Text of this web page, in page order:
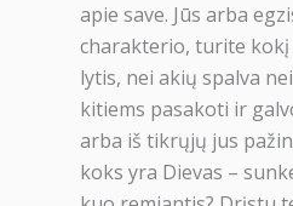
apie save. Jūs arba
charakterio, turite kokį
lytis, nei akių spalva
kitiems pasakoti ir
arba iš tikrųjų jus
koks yra Dievas –